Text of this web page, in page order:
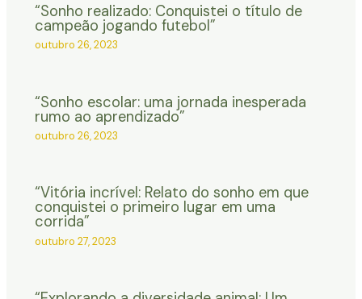
“Sonho realizado: Conquistei o título de
campeão jogando futebol”
outubro 26, 2023
“Sonho escolar: uma jornada inesperada
rumo ao aprendizado”
outubro 26, 2023
“Vitória incrível: Relato do sonho em que
conquistei o primeiro lugar em uma
corrida”
outubro 27, 2023